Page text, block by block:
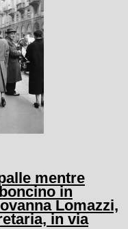
mentre
in
Lomazzi,
in via